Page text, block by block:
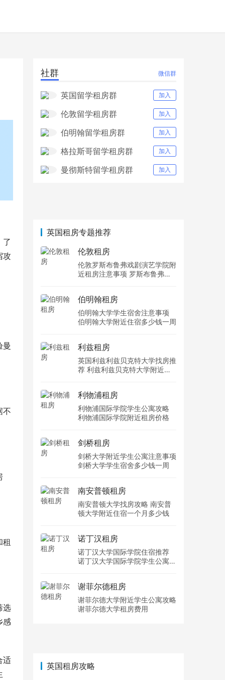
了
攻
曼
不
租
选
感
适
社群 微信群
英国留学租房群 加入
伦敦留学租房群 加入
伯明翰留学租房群 加入
格拉斯哥留学租房群 加入
曼彻斯特留学租房群 加入
英国租房专题推荐
伦敦租房
伦敦罗斯布鲁弗戏剧演艺学院附
近租房注意事项 罗斯布鲁弗戏
伯明翰租房
伯明翰大学学生宿舍注意事项
伯明翰大学附近住宿多少钱一周
利兹租房
英国利兹利兹贝克特大学找房推
荐 利兹利兹贝克特大学附近住
利物浦租房
利物浦国际学院学生公寓攻略
利物浦国际学院附近租房价格
剑桥租房
剑桥大学附近学生公寓注意事项
剑桥大学学生宿舍多少钱一周
南安普顿租房
南安普顿大学找房攻略 南安普
顿大学附近住宿一个月多少钱
诺丁汉租房
诺丁汉大学国际学院住宿推荐
诺丁汉大学国际学院学生公寓多
谢菲尔德租房
谢菲尔德大学附近学生公寓攻略
谢菲尔德大学租房费用
英国租房攻略